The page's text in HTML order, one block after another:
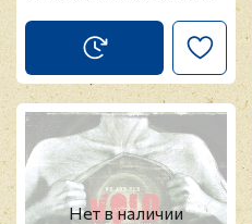
Нет в наличии